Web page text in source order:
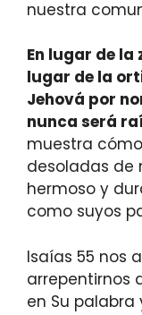
nuestra
En lugar de la
lugar de la
Jehová por
nunca será
muestra
desoladas de
hermoso y
como suyos
Isaías 55 nos
arrepentirnos
en Su palabra